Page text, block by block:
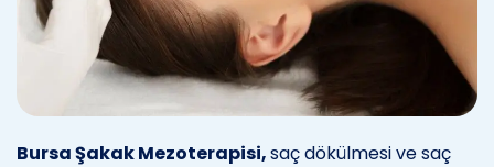
Bursa Şakak Mezoterapisi,saç dökülmesi ve saç